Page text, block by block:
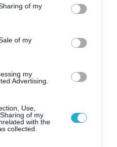
behaviour. You may click to
and its third-party tags to
purposes in below Google
of my
of my
my
Advertising.
Use,
of my
with the
collected.
της